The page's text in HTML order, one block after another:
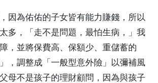
因為佑佑的子女皆有能力賺錢，所以
多，「走不是問題，最怕生病，」我
，並將保費高、保額少、重儲蓄的
」，調整成「一般型意外險」以彌補風
母不是孩子的理財顧問，因為與孩子